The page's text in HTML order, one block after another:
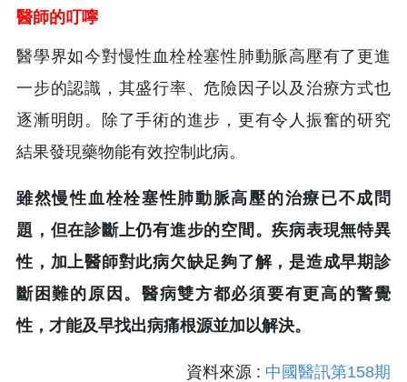
醫師的叮嚀
醫學界如今對慢性血栓栓塞性肺動脈高壓有了更進
一步的認識，其盛行率、危險因子以及治療方式也
逐漸明朗。除了手術的進步，更有令人振奮的研究
結果發現藥物能有效控制此病。
雖然慢性血栓栓塞性肺動脈高壓的治療已不成問
題，但在診斷上仍有進步的空間。疾病表現無特異
性，加上醫師對此病欠缺足夠了解，是造成早期診
斷困難的原因。醫病雙方都必須要有更高的警覺
性，才能及早找出病痛根源並加以解決。
資料來源 : 中國醫訊第158期